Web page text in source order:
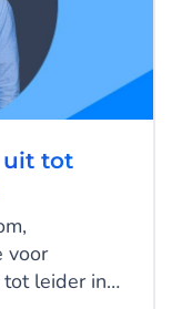
uit tot
voor
tot leider in